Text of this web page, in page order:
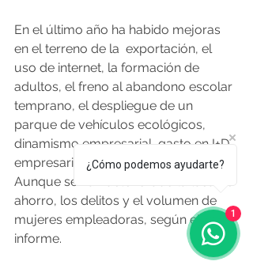
En el último año ha habido mejoras
en el terreno de la  exportación, el
uso de internet, la formación de
adultos, el freno al abandono escolar
temprano, el despliegue de un
parque de vehículos ecológicos,
dinamismo empresarial, gasto en I+D
empresarial y comercio electrónico.
Aunque se han deteriorado la tasa de
ahorro, los delitos y el volumen de
mujeres empleadoras, según el
informe.
¿Cómo podemos ayudarte?
1